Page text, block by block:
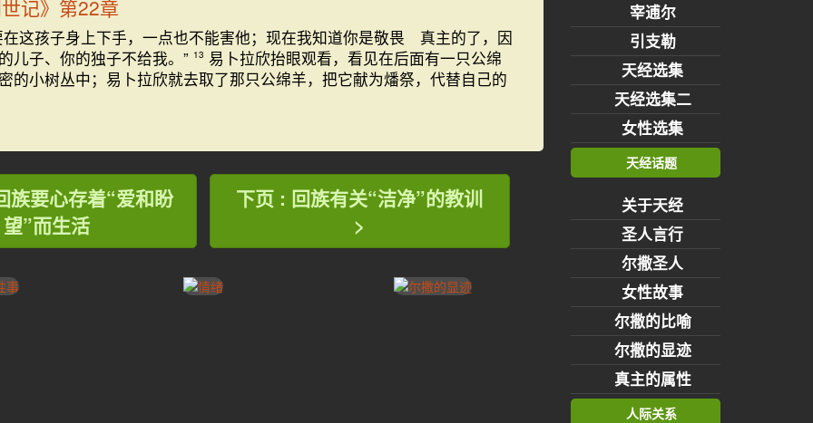
记》第22章
在这孩子身上下手，一点也不能害他；现在我知道你是敬畏 真主的了，因
儿子、你的独子不给我。” 13 易卜拉欣抬眼观看，看见在后面有一只公绵
的小树丛中；易卜拉欣就去取了那只公绵羊，把它献为燔祭，代替自己的
族要心存着“爱和盼
望”而生活
下页 : 回族有关“洁净”的教训
>
宰逋尔
引支勒
天经选集
天经选集二
女性选集
天经话题
关于天经
圣人言行
尔撒圣人
女性故事
尔撒的比喻
尔撒的显迹
真主的属性
人际关系